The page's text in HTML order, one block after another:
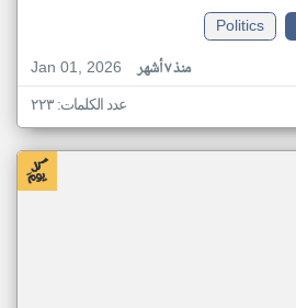
Politics
Jan 01, 2026
منذ ٧ أشهر
عدد الكلمات: ٢٢٣